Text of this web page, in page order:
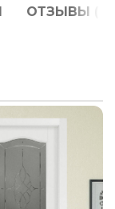
ОТЗЫВЫ (0)